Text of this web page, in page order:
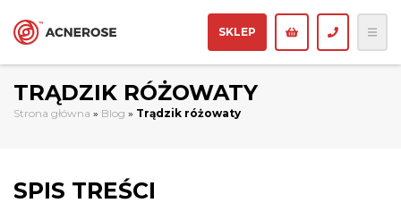
SKLEP
TRĄDZIK RÓŻOWATY
Strona główna » Blog » Trądzik różowaty
SPIS TREŚCI